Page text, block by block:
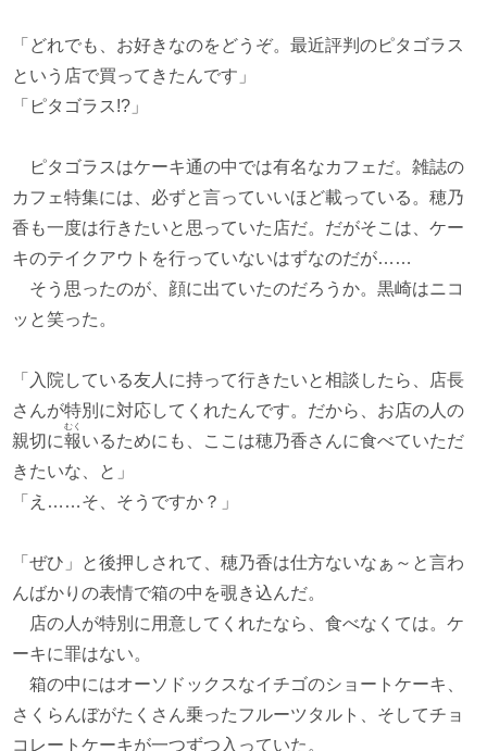
「どれでも、お好きなのをどうぞ。最近評判のピタゴラス
という店で買ってきたんです」
「ピタゴラス!?」
ピタゴラスはケーキ通の中では有名なカフェだ。雑誌の
カフェ特集には、必ずと言っていいほど載っている。穂乃
香も一度は行きたいと思っていた店だ。だがそこは、ケー
キのテイクアウトを行っていないはずなのだが……
そう思ったのが、顔に出ていたのだろうか。黒崎はニコ
ッと笑った。
「入院している友人に持って行きたいと相談したら、店長
さんが特別に対応してくれたんです。だから、お店の人の
親切に報
むく
いるためにも、ここは穂乃香さんに食べていただ
きたいな、と」
「え……そ、そうですか？」
「ぜひ」と後押しされて、穂乃香は仕方ないなぁ～と言わ
んばかりの表情で箱の中を覗き込んだ。
店の人が特別に用意してくれたなら、食べなくては。ケ
ーキに罪はない。
箱の中にはオーソドックスなイチゴのショートケーキ、
さくらんぼがたくさん乗ったフルーツタルト、そしてチョ
コレートケーキが一つずつ入っていた。